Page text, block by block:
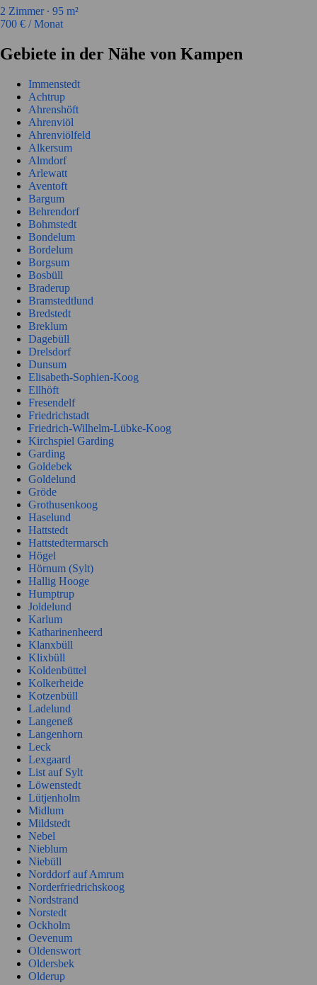
2 Zimmer ∙ 95 m²
700 € / Monat
Gebiete in der Nähe von Kampen
Immenstedt
Achtrup
Ahrenshöft
Ahrenviöl
Ahrenviölfeld
Alkersum
Almdorf
Arlewatt
Aventoft
Bargum
Behrendorf
Bohmstedt
Bondelum
Bordelum
Borgsum
Bosbüll
Braderup
Bramstedtlund
Bredstedt
Breklum
Dagebüll
Drelsdorf
Dunsum
Elisabeth-Sophien-Koog
Ellhöft
Fresendelf
Friedrichstadt
Friedrich-Wilhelm-Lübke-Koog
Kirchspiel Garding
Garding
Goldebek
Goldelund
Gröde
Grothusenkoog
Haselund
Hattstedt
Hattstedtermarsch
Högel
Hörnum (Sylt)
Hallig Hooge
Humptrup
Joldelund
Karlum
Katharinenheerd
Klanxbüll
Klixbüll
Koldenbüttel
Kolkerheide
Kotzenbüll
Ladelund
Langeneß
Langenhorn
Leck
Lexgaard
List auf Sylt
Löwenstedt
Lütjenholm
Midlum
Mildstedt
Nebel
Nieblum
Niebüll
Norddorf auf Amrum
Norderfriedrichskoog
Nordstrand
Norstedt
Ockholm
Oevenum
Oldenswort
Oldersbek
Olderup